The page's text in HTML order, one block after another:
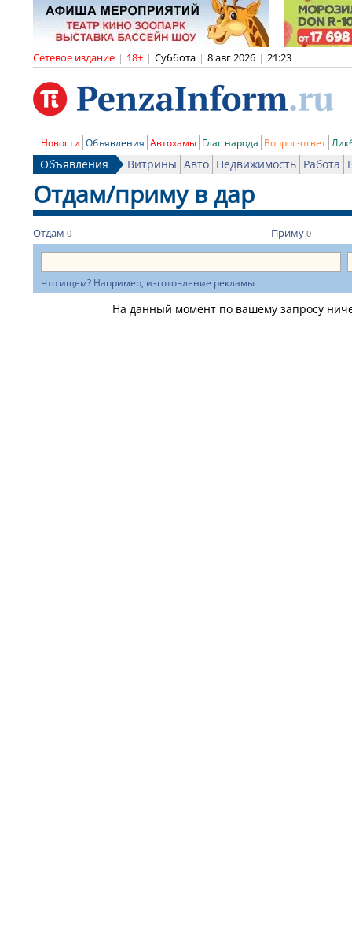
Сетевое издание | 18+ | Суббота | 8 авг 2026 | 21:23
Новости Объявления Автохамы Глас народа Вопрос-ответ
Объявления Витрины Авто Недвижимость Работа
Отдам/приму в дар
Отдам 0 Приму 0
Что ищем? Например, изготовление рекламы
На данный момент по вашему запросу